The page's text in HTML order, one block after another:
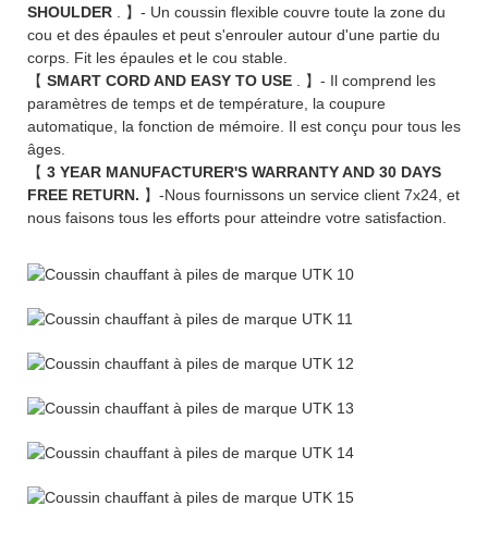
SHOULDER
. 】- Un coussin flexible couvre toute la zone du
cou et des épaules et peut s'enrouler autour d'une partie du
corps. Fit les épaules et le cou stable.
【 SMART CORD AND EASY TO USE
. 】- Il comprend les
paramètres de temps et de température, la coupure
automatique, la fonction de mémoire. Il est conçu pour tous les
âges.
【 3 YEAR MANUFACTURER'S WARRANTY AND 30 DAYS
FREE RETURN. 】-Nous fournissons un service client 7x24, et
nous faisons tous les efforts pour atteindre votre satisfaction.